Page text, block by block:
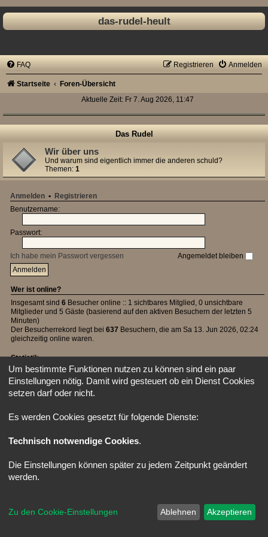
das-rudel-heult
FAQ Anmelden
Registrieren
Startseite
Foren-Übersicht
Aktuelle Zeit: Fr 7. Aug 2026, 11:47
Das Rudel
Wir über uns
Und warum sind eigentlich immer die anderen schuld?
Themen: 1
Anmelden • Registrieren
Benutzername:
Passwort:
Ich habe mein Passwort vergessen Angemeldet bleiben
Wer ist online?
Insgesamt sind 6 Besucher online :: 1 sichtbares Mitglied, 0 unsichtbare
Mitglieder und 5 Gäste (basierend auf den aktiven Besuchern der letzten 5
Minuten)
Der Besucherrekord liegt bei 637 Besuchern, die am Sa 13. Jun 2026, 02:24
gleichzeitig online waren.
Statistik
Beiträge insgesamt39492• Themen insgesamt1107• Mitglieder insgesamt
42• Unser neuestes Mitglied:Lapis
Startseite Foren-Übersicht
Powered byphpBB® Forum Software © phpBB Limited
Deutsche Übersetzung durchphpBB.de
Um bestimmte Funktionen nutzen zu können sind ein paar
Einstellungen nötig. Damit wird gesteuert ob ein Dienst Cookies
setzen darf oder nicht.
Es werden Cookies gesetzt für folgende Dienste:
Technisch notwendige Cookies.
Die Einstellungen können später zu jedem Zeitpunkt geändert
werden.
Zu den Cookie-Einstellungen Ablehnen Akzeptieren